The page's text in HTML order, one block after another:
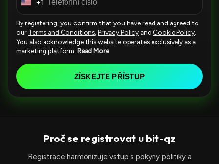
U
i
t
t
+
+1
By registering, you confirm that you have read and agreed to
our Terms and Conditions Privacy Policy and Cookie Policy
You also acknowledge this website operates exclusively as a
marketing platform. Read More
ZÍSKEJTE PŘÍSTUP
Proč se registrovat u bit-qz
Registrace harmonizuje vstup s pokyny politiky a